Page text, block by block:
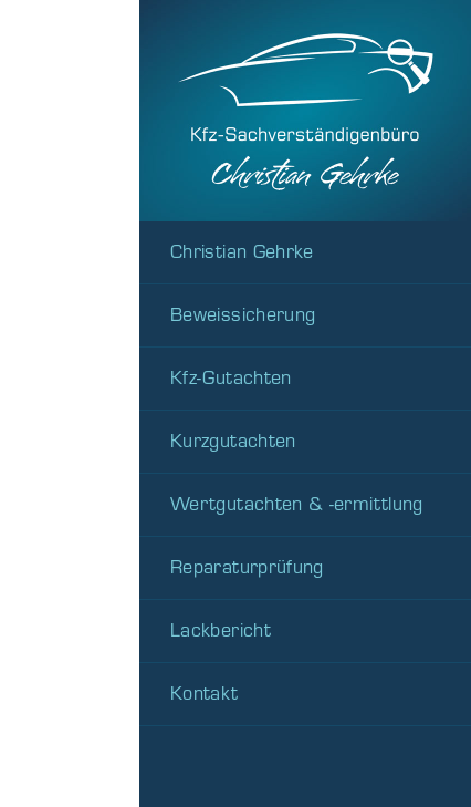
Christian Gehrke
Beweissicherung
Kfz-Gutachten
Kurzgutachten
Wertgutachten & -ermittlung
Reparaturprüfung
Lackbericht
Kontakt